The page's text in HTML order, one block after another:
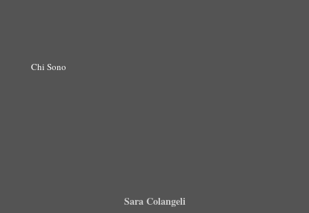
Chi Sono
Sara Colangeli